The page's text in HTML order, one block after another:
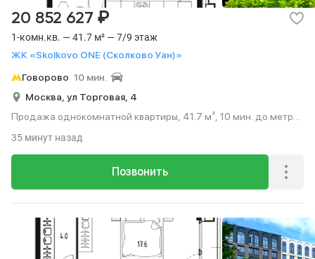
1-комн.кв. — 41.7 м² — 7/9 этаж
ЖК «Skolkovo ONE (Сколково Уан)»
20 852 627 ₽
Говорово 10 мин.
Москва, ул Торговая, 4
Продажа однокомнатной квартиры, 41.7 м², 10 мин. до метро
Позвонить
35 минут назад